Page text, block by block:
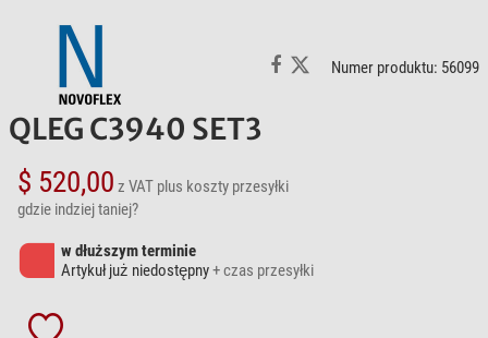
Numer produktu: 56099
QLEG C3940 SET3
$ 520,00 z VAT plus koszty przesyłki
gdzie indziej taniej?
w dłuższym terminie
Artykuł już niedostępny+ czas przesyłki